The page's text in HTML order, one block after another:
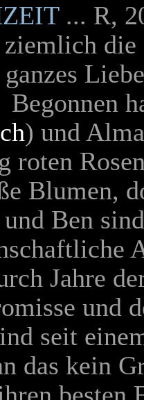
... R,
Begonnen
) und
roten
Blumen,
Ben
Jahre
und
seit
das kein